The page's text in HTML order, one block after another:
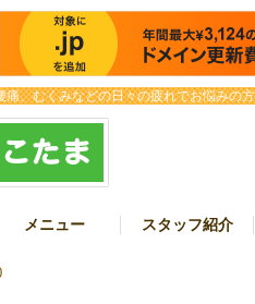
、むくみなどの日々の疲れでお悩み
メニュー スタッフ紹介